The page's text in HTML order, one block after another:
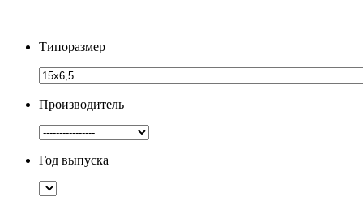
Типоразмер
Производитель
Год выпуска